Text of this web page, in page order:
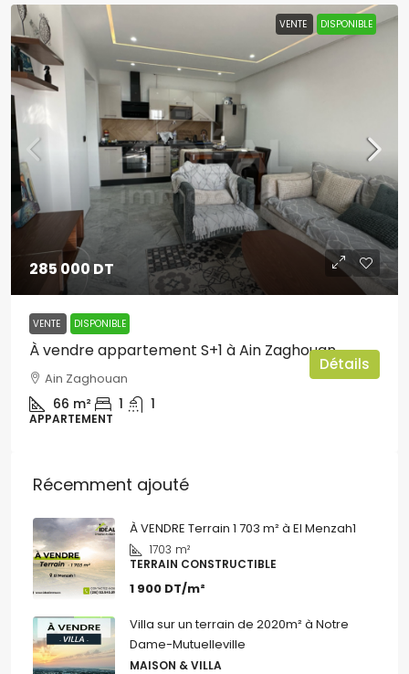
VENTE DISPONIBLE
285 000 DT
VENTE DISPONIBLE
À vendre appartement S+1 à Ain Zaghouan
Ain Zaghouan
66 m² 1 1
APPARTEMENT
Détails
Récemment ajouté
À VENDRE Terrain 1 703 m² à El Menzah1
1703 m²
TERRAIN CONSTRUCTIBLE
1 900 DT/m²
Villa sur un terrain de 2020m² à Notre
Dame-Mutuelleville
MAISON & VILLA